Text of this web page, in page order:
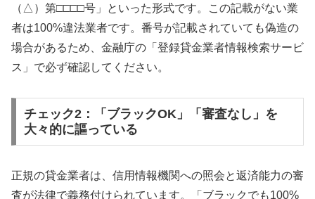
（△）第□□□□号」といった形式です。この記載がない業
者は100%違法業者です。番号が記載されていても偽造の
場合があるため、金融庁の「登録貸金業者情報検索サービ
ス」で必ず確認してください。
チェック2：「ブラックOK」「審査なし」を
大々的に謳っている
正規の貸金業者は、信用情報機関への照会と返済能力の審
査が法律で義務付けられています。「ブラックでも100%